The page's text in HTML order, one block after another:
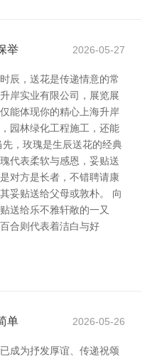
举 2026-05-27
辰，送花是传递情意的常
岸实业有限公司，展览展
能体现你的精心上海升岸
园林绿化工程施工，还能
，玫瑰是生辰送花的经典
代表柔软与感恩，妥贴送
对方是长者，不错聘请康
妥贴送给父母或敦朴。 向
送给乐不雅轩敞的一又
合则代表着洁白与好
单 2026-05-26
成为抒发厚谊、传递祝颂